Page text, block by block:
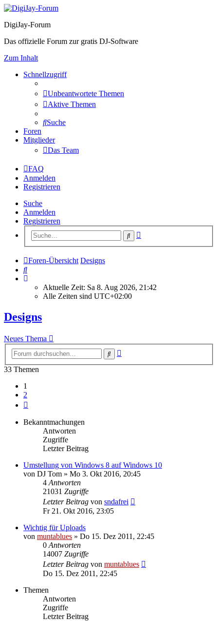
DigiJay-Forum
Das offizielle Forum zur gratis DJ-Software
Zum Inhalt
Schnellzugriff
Unbeantwortete Themen
Aktive Themen
Suche
Foren
Mitglieder
Das Team
FAQ
Anmelden
Registrieren
Suche
Anmelden
Registrieren
Suche
Foren-Übersicht Designs
Suche
Aktuelle Zeit: Sa 8. Aug 2026, 21:42
Alle Zeiten sind UTC+02:00
Designs
Neues Thema
Suche
33 Themen
1
2
Bekanntmachungen
Antworten
Zugriffe
Letzter Beitrag
Umstellung von Windows 8 auf Windows 10
von DJ Tom » Mo 3. Okt 2016, 20:45
4 Antworten
21031 Zugriffe
Letzter Beitrag von sndafrei
Fr 21. Okt 2016, 23:05
Wichtig für Uploads
von muntablues » Do 15. Dez 2011, 22:45
0 Antworten
14007 Zugriffe
Letzter Beitrag von muntablues
Do 15. Dez 2011, 22:45
Themen
Antworten
Zugriffe
Letzter Beitrag